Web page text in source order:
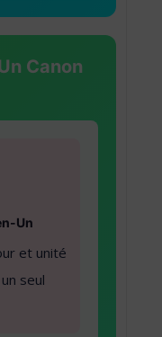
Canon
Un
et unité
seul